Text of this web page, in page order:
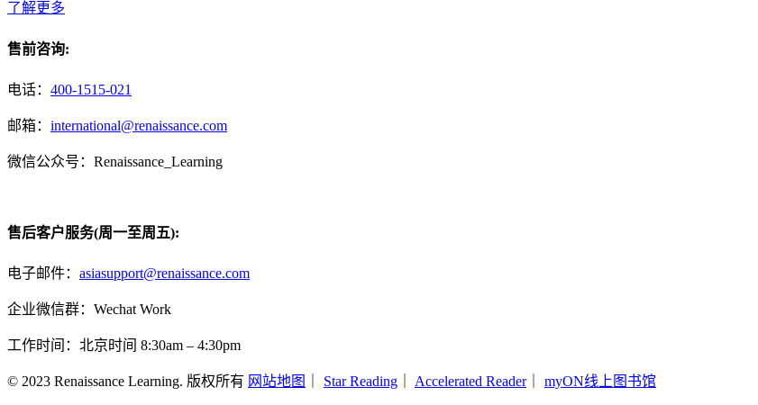
了解更多
售前咨询:
电话： 400-1515-021
邮箱： international@renaissance.com
微信公众号：Renaissance_Learning
售后客户服务(周一至周五):
电子邮件： asiasupport@renaissance.com
企业微信群：Wechat Work
工作时间：北京时间 8:30am – 4:30pm
© 2023 Renaissance Learning. 版权所有 网站地图 Star Reading Accelerated Reader｜ myON线上图书馆